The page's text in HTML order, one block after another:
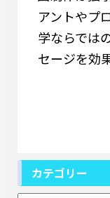
アントやプ
学ならでは
セージを効
カテゴリー